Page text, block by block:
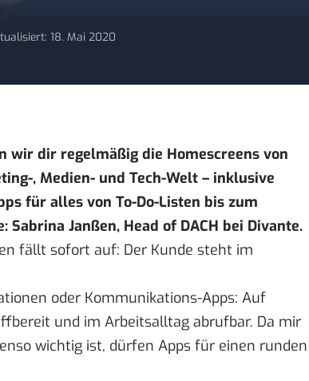
18. Mai 2020
wir dir regelmäßig die Homescreens von
, Medien- und Tech-Welt – inklusive
für alles von To-Do-Listen bis zum
Janßen, Head of DACH bei Divante.
fällt sofort auf: Der Kunde steht im
oder Kommunikations-Apps: Auf
und im Arbeitsalltag abrufbar. Da mir
wichtig ist, dürfen Apps für einen runden